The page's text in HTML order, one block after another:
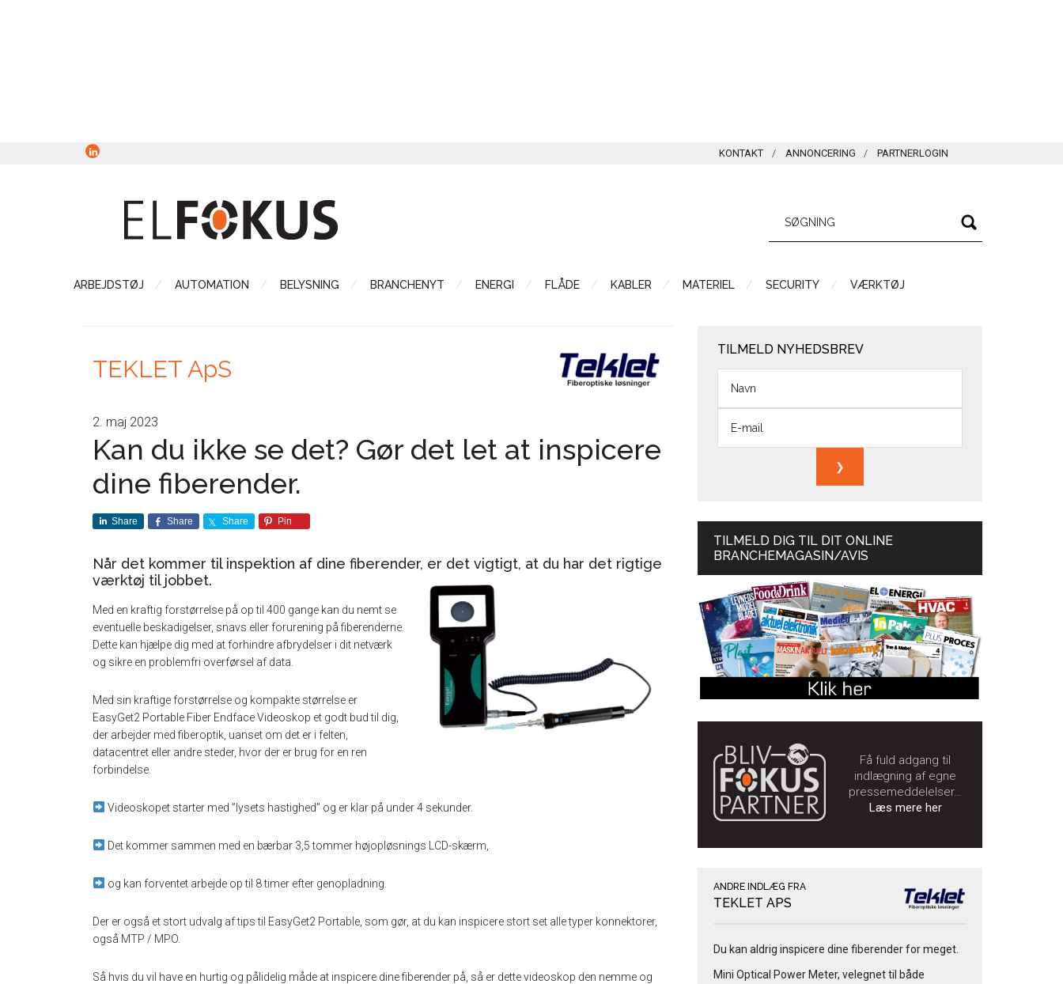
KONTAKT ANNONCERING PARTNERLOGIN
ARBEJDSTØJ AUTOMATION BELYSNING BRANCHENYT ENERGI FLÅDE KABLER MATERIEL SECURITY VÆRKTØJ
TEKLET ApS
2. maj 2023
Kan du ikke se det? Gør det let at inspicere
dine fiberender.
Share Share Share Pin
Når det kommer til inspektion af dine fiberender, er det vigtigt, at du har det rigtige
værktøj til jobbet.
Med en kraftig forstørrelse på op til 400 gange kan du nemt se
eventuelle beskadigelser, snavs eller forurening på fiberenderne.
Dette kan hjælpe dig med at forhindre afbrydelser i dit netværk
og sikre en problemfri overførsel af data.
Med sin kraftige forstørrelse og kompakte størrelse er
EasyGet2 Portable Fiber Endface Videoskop et godt bud til dig,
der arbejder med fiberoptik, uanset om det er i felten,
datacentret eller andre steder, hvor der er brug for en ren
forbindelse.
Videoskopet starter med ”lysets hastighed” og er klar på under 4 sekunder.
Det kommer sammen med en bærbar 3,5 tommer højopløsnings LCD-skærm,
og kan forventet arbejde op til 8 timer efter genopladning.
Der er også et stort udvalg af tips til EasyGet2 Portable, som gør, at du kan inspicere stort set alle typer konnektorer,
også MTP / MPO.
Så hvis du vil have en hurtig og pålidelig måde at inspicere dine fiberender på, så er dette videoskop den nemme og
TILMELD NYHEDSBREV
TILMELD DIG TIL DIT ONLINE
BRANCHEMAGASIN/AVIS
Få fuld adgang til
indlægning af egne
pressemeddelelser…
Læs mere her
ANDRE INDLÆG FRA
TEKLET APS
Du kan aldrig inspicere dine fiberender for meget.
Mini Optical Power Meter, velegnet til både